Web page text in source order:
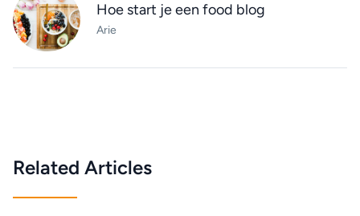
Hoe start je een food blog
Arie
Related Articles